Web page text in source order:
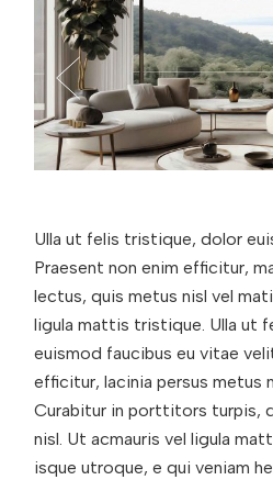
Ulla ut felis tristique, dolor
Praesent non enim efficitur,
lectus, quis metus nisl vel
ligula mattis tristique. Ulla ut
euismod faucibus eu vitae
efficitur, lacinia persus metus
Curabitur in porttitors turpis,
nisl. Ut acmauris vel ligula
isque utroque, e qui veniam